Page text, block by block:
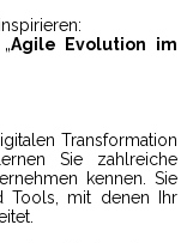
Agile Evolution im
Transformation
Sie zahlreiche
kennen. Sie
Tools, mit denen Ihr